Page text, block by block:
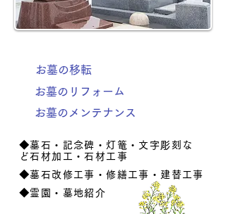
お墓の移転
お墓のリフォーム
お墓のメンテナンス
◆墓石・記念碑・灯篭・文字彫刻な
ど石材加工・石材工事
◆墓石改修工事・修繕工事・建替工事
◆霊園・墓地紹介